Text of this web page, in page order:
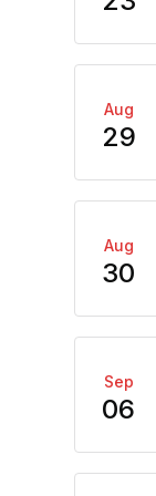
Aug
29
Aug
30
Sep
06